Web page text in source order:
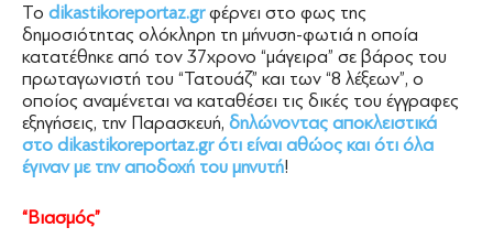
Το dikastikoreportaz.grφέρνει στο φως της
δημοσιότητας ολόκληρη τη μήνυση-φωτιά η οποία
κατατέθηκε από τον 37χρονο “μάγειρα” σε βάρος του
πρωταγωνιστή του “Τατουάζ” και των “8 λέξεων”, ο
οποίος αναμένεται να καταθέσει τις δικές του έγγραφες
εξηγήσεις, την Παρασκευή, δηλώνοντας αποκλειστικά
στο dikastikoreportaz.gr ότι είναι αθώος και ότι όλα
έγιναν με την αποδοχή του μηνυτή!
“Βιασμός”